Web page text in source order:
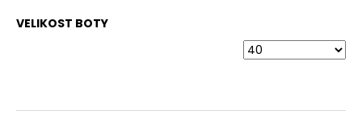
VELIKOST BOTY
BOTY
ŠEDÁ